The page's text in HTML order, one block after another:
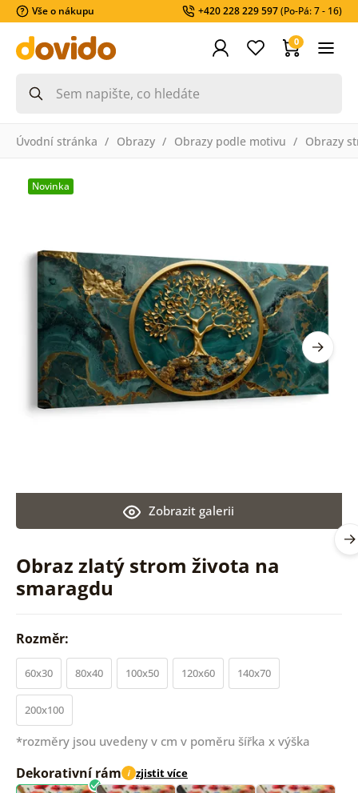
Vše o nákupu +420 228 229 597(Po-Pá: 7 - 16)
0
Úvodní stránka Obrazy Obrazy podle motivu Obrazy
Obraz zlatý strom života na
smaragdu
Zobrazit galerii
Novinka
Rozměr:
60x30 80x40 100x50 120x60 140x70
200x100
*rozměry jsou uvedeny v cm v poměru šířka x výška
Dekorativní rám i zjistit více